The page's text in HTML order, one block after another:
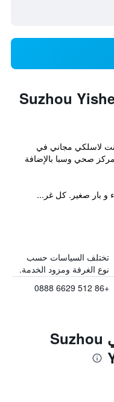
لاسلكي مجاني في
صحي وسبا بالإضافة
و بار صغير. كل غر...
تختلف السياسات حسب
نوع الغرفة ومزود الخدمة.
+86 512 6629 0888
المزايا ووسائل الراحة في Suzhou